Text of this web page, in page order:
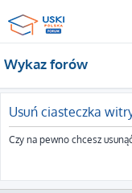
Wykaz forów
Usuń ciasteczka
Czy na pewno chcesz